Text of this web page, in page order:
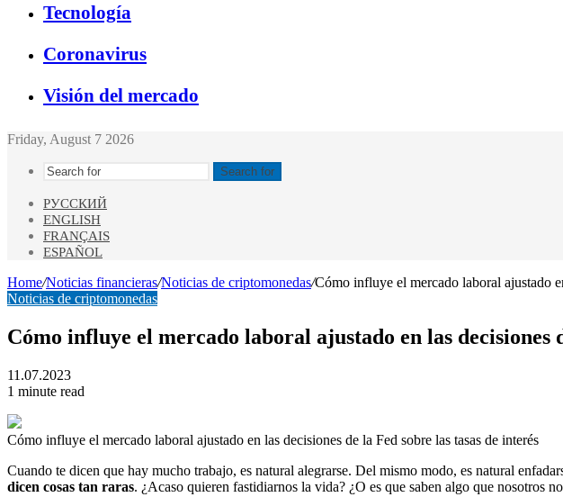
Tecnología
Coronavirus
Visión del mercado
Friday, August 7 2026
Search for
РУССКИЙ
ENGLISH
FRANÇAIS
ESPAÑOL
Home/Noticias financieras/Noticias de criptomonedas/Cómo influye el mercado laboral ajustado
Noticias de criptomonedas
Cómo influye el mercado laboral ajustado en las decisiones
11.07.2023
1 minute read
Cómo influye el mercado laboral ajustado en las decisiones de la Fed sobre las tasas de interés
Cuando te dicen que hay mucho trabajo, es natural alegrarse. Del mismo modo, es natural
dicen cosas tan raras. ¿Acaso quieren fastidiarnos la vida? ¿O es que saben algo que nosotros